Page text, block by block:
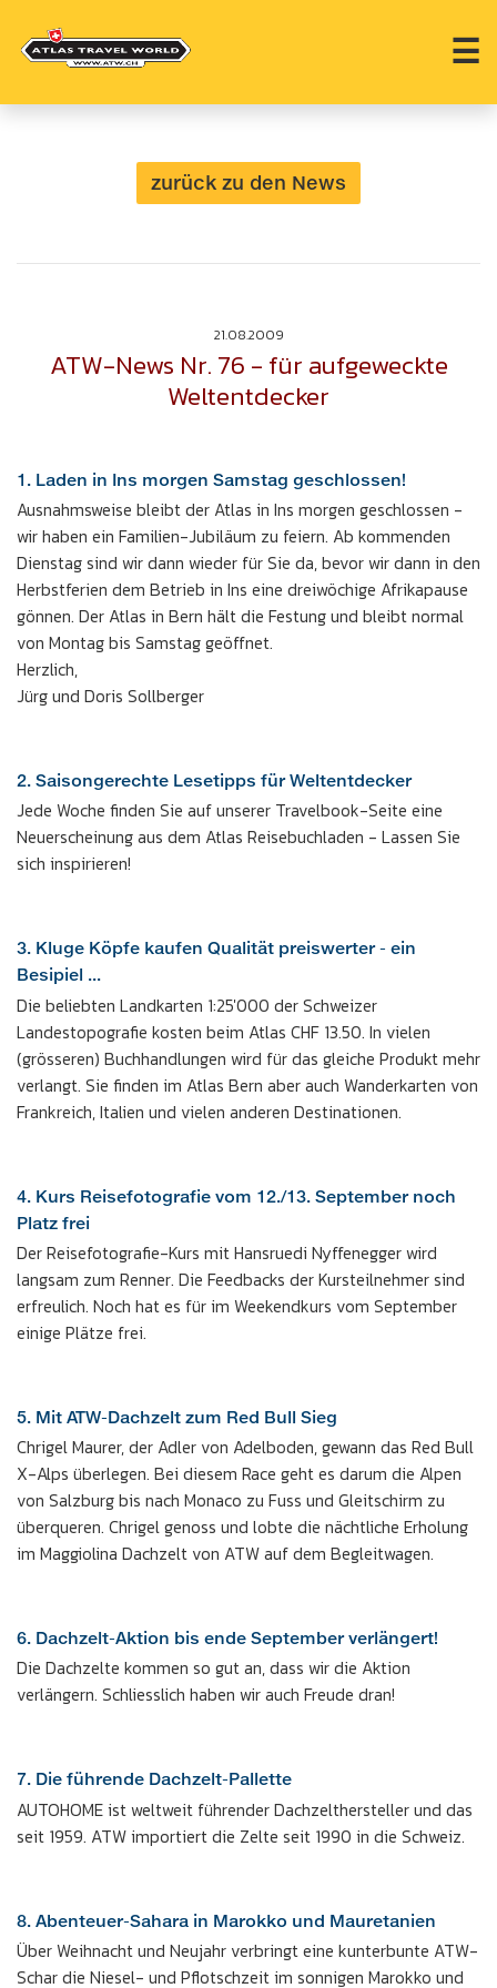
☰
zurück zu den News
21.08.2009
ATW-News Nr. 76 - für aufgeweckte
Weltentdecker
1. Laden in Ins morgen Samstag geschlossen!
Ausnahmsweise bleibt der Atlas in Ins morgen geschlossen -
wir haben ein Familien-Jubiläum zu feiern. Ab kommenden
Dienstag sind wir dann wieder für Sie da, bevor wir dann in den
Herbstferien dem Betrieb in Ins eine dreiwöchige Afrikapause
gönnen. Der Atlas in Bern hält die Festung und bleibt normal
von Montag bis Samstag geöffnet.
Herzlich,
Jürg und Doris Sollberger
2. Saisongerechte Lesetipps für Weltentdecker
Jede Woche finden Sie auf unserer Travelbook-Seite eine
Neuerscheinung aus dem Atlas Reisebuchladen - Lassen Sie
sich inspirieren!
3. Kluge Köpfe kaufen Qualität preiswerter - ein
Besipiel ...
Die beliebten Landkarten 1:25'000 der Schweizer
Landestopografie kosten beim Atlas CHF 13.50. In vielen
(grösseren) Buchhandlungen wird für das gleiche Produkt mehr
verlangt. Sie finden im Atlas Bern aber auch Wanderkarten von
Frankreich, Italien und vielen anderen Destinationen.
4. Kurs Reisefotografie vom 12./13. September noch
Platz frei
Der Reisefotografie-Kurs mit Hansruedi Nyffenegger wird
langsam zum Renner. Die Feedbacks der Kursteilnehmer sind
erfreulich. Noch hat es für im Weekendkurs vom September
einige Plätze frei.
5. Mit ATW-Dachzelt zum Red Bull Sieg
Chrigel Maurer, der Adler von Adelboden, gewann das Red Bull
X-Alps überlegen. Bei diesem Race geht es darum die Alpen
von Salzburg bis nach Monaco zu Fuss und Gleitschirm zu
überqueren. Chrigel genoss und lobte die nächtliche Erholung
im Maggiolina Dachzelt von ATW auf dem Begleitwagen.
6. Dachzelt-Aktion bis ende September verlängert!
Die Dachzelte kommen so gut an, dass wir die Aktion
verlängern. Schliesslich haben wir auch Freude dran!
7. Die führende Dachzelt-Pallette
AUTOHOME ist weltweit führender Dachzelthersteller und das
seit 1959. ATW importiert die Zelte seit 1990 in die Schweiz.
8. Abenteuer-Sahara in Marokko und Mauretanien
Über Weihnacht und Neujahr verbringt eine kunterbunte ATW-
Schar die Niesel- und Pflotschzeit im sonnigen Marokko und